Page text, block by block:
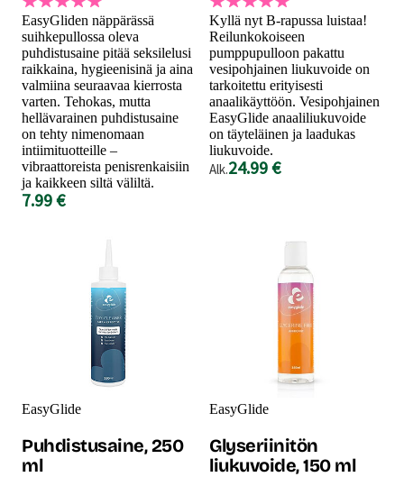
EasyGliden näppärässä
suihkepullossa oleva
puhdistusaine pitää seksilelusi
raikkaina, hygieenisinä ja aina
valmiina seuraavaa kierrosta
varten. Tehokas, mutta
hellävarainen puhdistusaine
on tehty nimenomaan
intiimituotteille –
vibraattoreista penisrenkaisiin
ja kaikkeen siltä väliltä.
7.99 €
Kyllä nyt B-rapussa luistaa!
Reilunkokoiseen
pumppupulloon pakattu
vesipohjainen liukuvoide on
tarkoitettu erityisesti
anaalikäyttöön. Vesipohjainen
EasyGlide anaaliliukuvoide
on täyteläinen ja laadukas
liukuvoide.
Alk.24.99 €
EasyGlide
Puhdistusaine, 250
ml
EasyGlide
Glyseriinitön
liukuvoide, 150 ml